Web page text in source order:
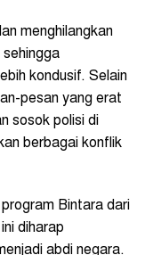
menghilangkan
sehingga
kondusif. Selain
pesan yang erat
sosok polisi di
berbagai konflik
Bintara dari
diharap
abdi negara.